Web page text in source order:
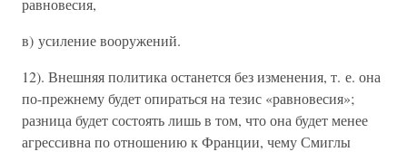
равновесия,
в) усиление вооружений.
12). Внешняя политика останется без изменения, т. е. она
по-прежнему будет опираться на тезис «равновесия»;
разница будет состоять лишь в том, что она будет менее
агрессивна по отношению к Франции, чему Смиглы